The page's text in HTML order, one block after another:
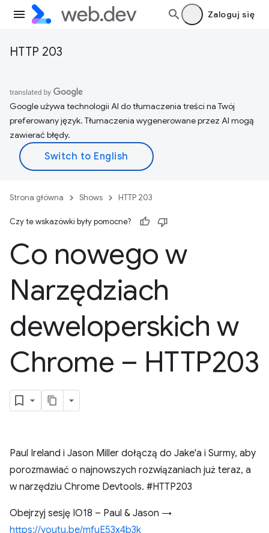
Zaloguj się
HTTP 203
Google używa technologii AI do tłumaczenia treści na Twój
preferowany język. Tłumaczenia wygenerowane przez AI mogą
zawierać błędy.
Strona główna Shows HTTP 203
Czy te wskazówki były pomocne?
Co nowego w
Narzędziach
deweloperskich w
Chrome – HTTP203
Paul Ireland i Jason Miller dołączą do Jake'a i Surmy, aby
porozmawiać o najnowszych rozwiązaniach już teraz, a
w narzędziu Chrome Devtools. #HTTP203
Obejrzyj sesję IO18 – Paul & Jason →
https://youtu.be/mfuE53x4b3k